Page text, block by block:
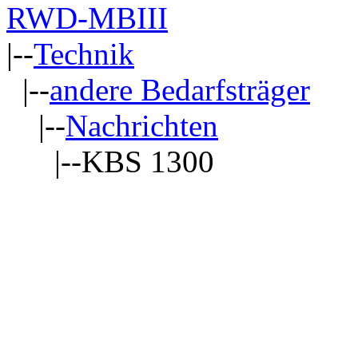
RWD-MBIII
|--Technik
|--andere Bedarfsträger
|--Nachrichten
|--KBS 1300